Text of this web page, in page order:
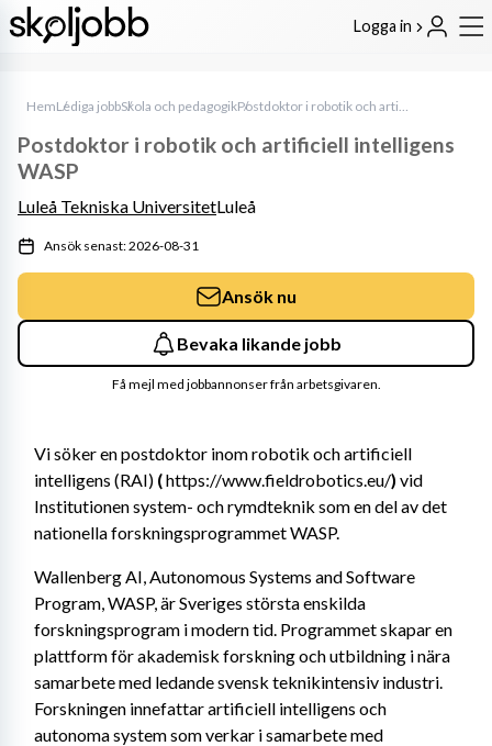
Logga in
HemLediga jobbSkola och pedagogik Postdoktor i robotik och artificiell intelligens WASP
Vi söker en postdoktor inom robotik och artificiell
intelligens (RAI) ( https://www.fieldrobotics.eu/) vid
Institutionen system- och rymdteknik som en del av det
nationella forskningsprogrammet WASP.
Wallenberg AI, Autonomous Systems and Software
Program, WASP, är Sveriges största enskilda
forskningsprogram i modern tid. Programmet skapar en
plattform för akademisk forskning och utbildning i nära
samarbete med ledande svensk teknikintensiv industri.
Forskningen innefattar artificiell intelligens och
autonoma system som verkar i samarbete med
Postdoktor i robotik och artificiell intelligens
WASP
Luleå Tekniska UniversitetLuleå
Ansök senast: 2026-08-31
Ansök nu
Bevaka likande jobb
Få mejl med jobbannonser från arbetsgivaren.